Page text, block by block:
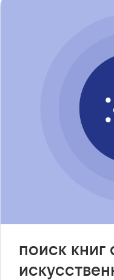
поиск